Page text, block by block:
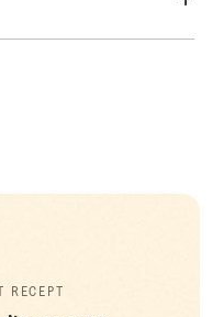
RECEPT